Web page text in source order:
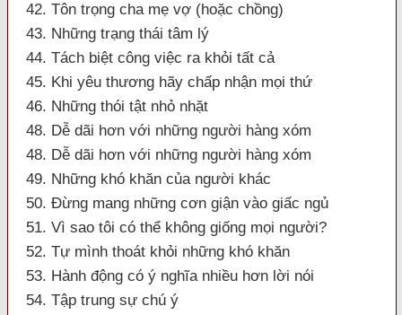
42. Tôn trọng cha mẹ vợ (hoặc chồng)
43. Những trạng thái tâm lý
44. Tách biệt công việc ra khỏi tất cả
45. Khi yêu thương hãy chấp nhận mọi thứ
46. Những thói tật nhỏ nhặt
48. Dễ dãi hơn với những người hàng xóm
48. Dễ dãi hơn với những người hàng xóm
49. Những khó khăn của người khác
50. Đừng mang những cơn giận vào giấc ngủ
51. Vì sao tôi có thể không giống mọi người?
52. Tự mình thoát khỏi những khó khăn
53. Hành động có ý nghĩa nhiều hơn lời nói
54. Tập trung sự chú ý